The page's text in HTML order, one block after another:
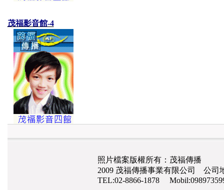
茂福影音館-4
照片檔案版權所有：茂福傳播
2009 茂福傳播事業有限公司 公司
TEL:02-8866-1878